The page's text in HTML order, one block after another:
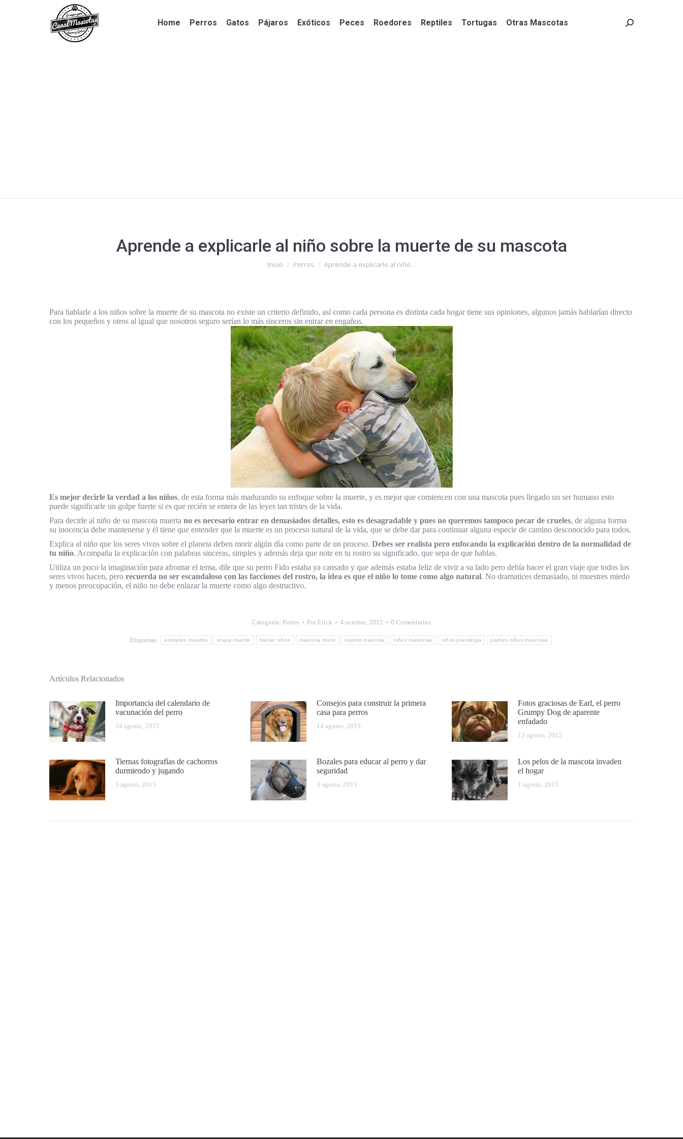
Home Perros Gatos Pájaros Exóticos Peces Roedores Reptiles Tortugas Otras Mascotas Search:
Aprende a explicarle al niño sobre la muerte de su mascota
Estás aquí:
Inicio Perros Aprende a explicarle al niño…
Para hablarle a los niños sobre la muerte de su mascota no existe un criterio definido, así como cada persona es distinta cada hogar tiene sus opiniones, algunos jamás hablarían directo
con los pequeños y otros al igual que nosotros seguro serían lo más sinceros sin entrar en engaños.
Es mejor decirle la verdad a los niños, de esta forma más madurando su enfoque sobre la muerte, y es mejor que comiencen con una mascota pues llegado un ser humano esto
puede significarle un golpe fuerte si es que recién se entera de las leyes tan tristes de la vida.
Para decirle al niño de su mascota muerta no es necesario entrar en demasiados detalles, esto es desagradable y pues no queremos tampoco pecar de crueles, de alguna forma
su inocencia debe mantenerse y él tiene que entender que la muerte es un proceso natural de la vida, que se debe dar para continuar alguna especie de camino desconocido para todos.
Explica al niño que los seres vivos sobre el planeta deben morir algún día como parte de un proceso. Debes ser realista pero enfocando la explicación dentro de la normalidad de
tu niño. Acompaña la explicación con palabras sinceras, simples y además deja que note en tu rostro su significado, que sepa de que hablas.
Utiliza un poco la imaginación para afrontar el tema, dile que su perro Fido estaba ya cansado y que además estaba feliz de vivir a su lado pero debía hacer el gran viaje que todos los
seres vivos hacen, pero recuerda no ser escandaloso con las facciones del rostro, la idea es que el niño lo tome como algo natural. No dramatices demasiado, ni muestres miedo
y menos preocupación, el niño no debe enlazar la muerte como algo destructivo.
Categoría: Perros Por Erick 4 octubre, 2012 0 Comentarios
Etiquetas: animales muertos etapa muerte hablar niños mascota murio muerte mascota niños mascotas niños psicologia padres niños mascotas
Artículos Relacionados
Importancia del calendario de
vacunación del perro
24 agosto, 2015
Consejos para construir la primera
casa para perros
14 agosto, 2015
Fotos graciosas de Earl, el perro
Grumpy Dog de aparente
enfadado
13 agosto, 2015
Tiernas fotografías de cachorros
durmiendo y jugando
5 agosto, 2015
Bozales para educar al perro y dar
seguridad
3 agosto, 2015
Los pelos de la mascota invaden
el hogar
1 agosto, 2015
Home Perros Gatos Pájaros Exóticos Peces Roedores Reptiles Tortugas Otras Mascotas Search: